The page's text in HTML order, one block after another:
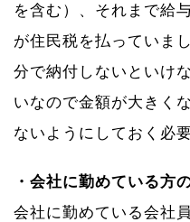
を含む）、それまで給
が住民税を払っていま
分で納付しないといけ
いなので金額が大きく
ないようにしておく必
・会社に勤めている方
会社に勤めている会社